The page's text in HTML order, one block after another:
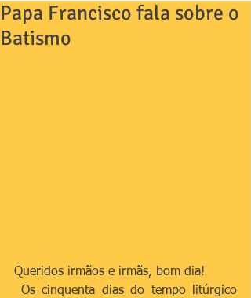
Papa Francisco fala sobre o
Batismo
Queridos irmãos e irmãs, bom dia!